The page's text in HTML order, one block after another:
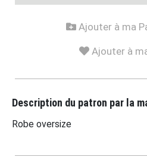
Ajouter à ma
Ajouter à
Description du patron par la
Robe oversize